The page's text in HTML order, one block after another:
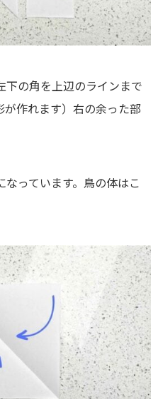
下の角を上辺のラインまで
作れます）右の余った部
っています。鳥の体はこ